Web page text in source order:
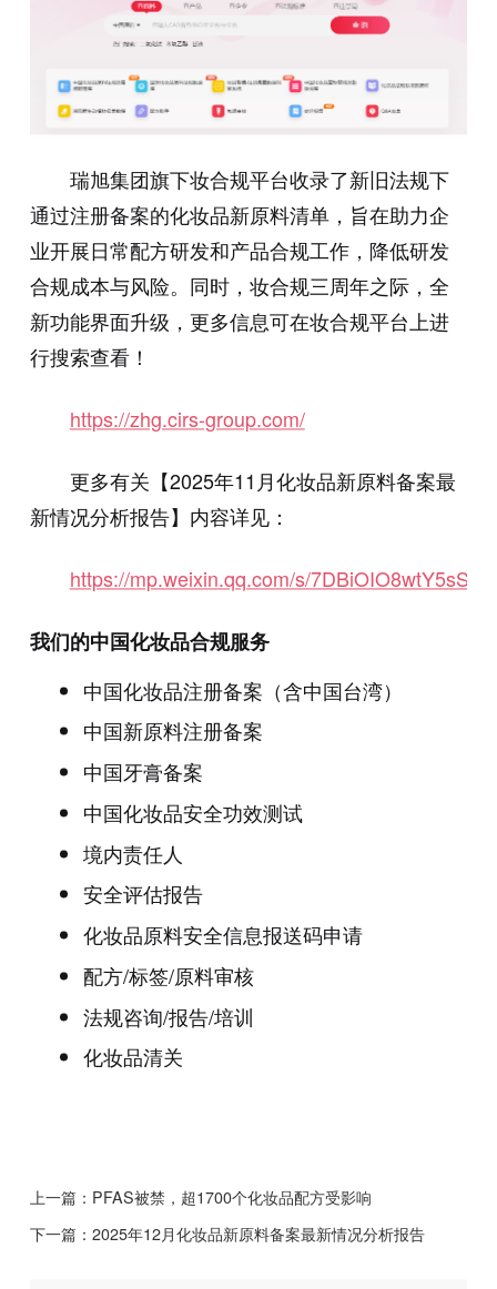
瑞旭集团旗下妆合规平台收录了新旧法规下
通过注册备案的化妆品新原料清单，旨在助力企
业开展日常配方研发和产品合规工作，降低研发
合规成本与风险。同时，妆合规三周年之际，全
新功能界面升级，更多信息可在妆合规平台上进
行搜索查看！
https://zhg.cirs-group.com/
更多有关【2025年11月化妆品新原料备案最
新情况分析报告】内容详见：
https://mp.weixin.qq.com/s/
我们的中国化妆品合规服务
中国化妆品注册备案（含中国台湾）
中国新原料注册备案
中国牙膏备案
中国化妆品安全功效测试
境内责任人
安全评估报告
化妆品原料安全信息报送码申请
配方/标签/原料审核
法规咨询/报告/培训
化妆品清关
上一篇： PFAS被禁，超1700个化妆品配方受影响
下一篇： 2025年12月化妆品新原料备案最新情况分析报告